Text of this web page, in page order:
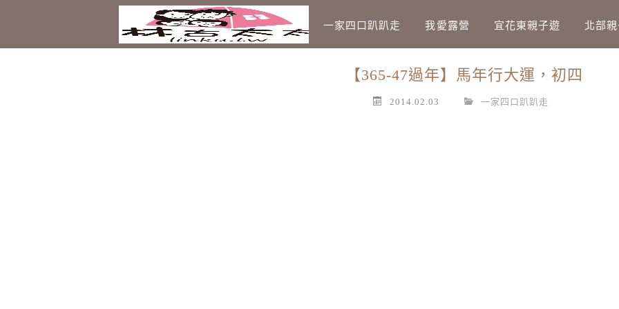
Main Menu
一家四口趴趴走 我愛露營 宜花東親子遊 北部
【365-47過年】馬年行大運，初四
2014.02.03 一家四口趴趴走